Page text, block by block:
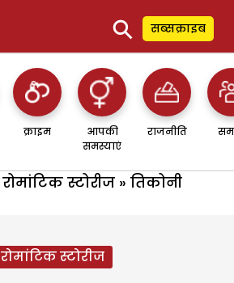
⚲ सब्सक्राइब
क्राइम
आपकी
समस्याएं
राजनीति
रोमांटिक स्टोरीज » तिकोनी
रोमांटिक स्टोरीज